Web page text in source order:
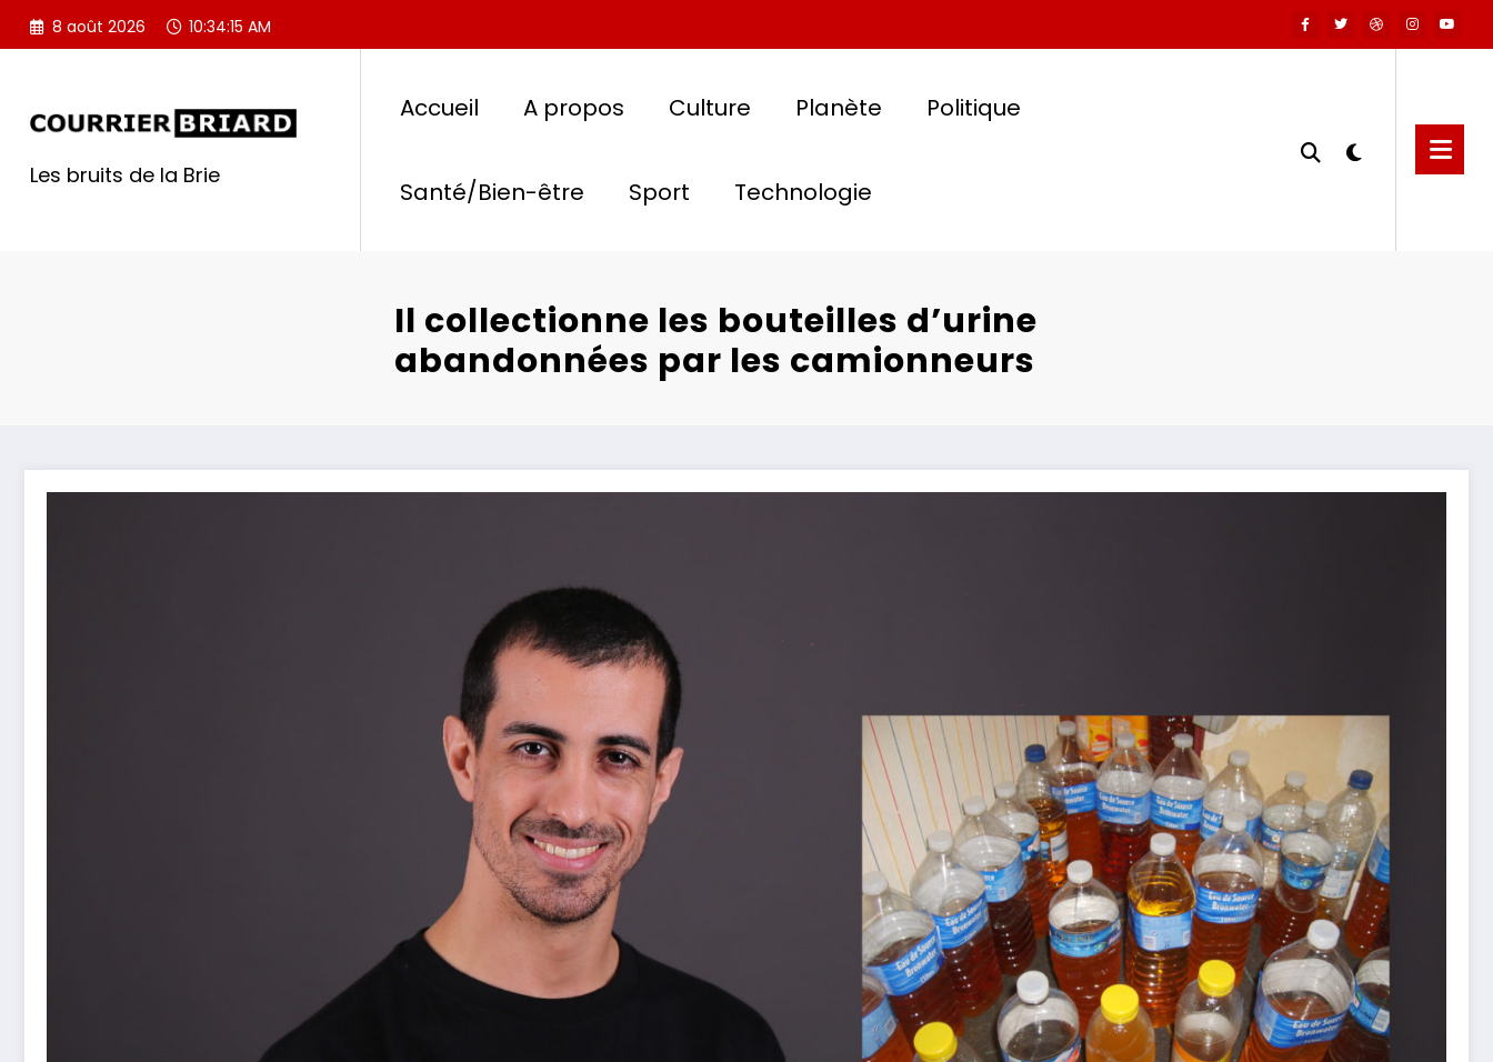
Aller
8 août 2026 10:34:16 AM
Les bruits de la Brie
Accueil A propos Culture Planète Politique
Santé/Bien-être Sport Technologie
Il collectionne les bouteilles d’urine
abandonnées par les camionneurs